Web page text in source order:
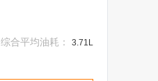
综合平均油耗： 3.71L